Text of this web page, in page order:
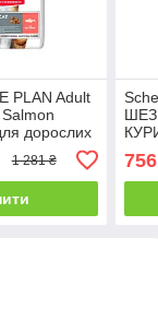
PLAN Adult
дорослих
1 281 ₴
для